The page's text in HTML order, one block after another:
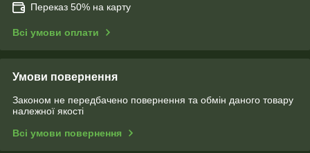
Переказ 50% на карту
Всі умови оплати
Умови повернення
Законом не передбачено повернення та обмін даного товару
належної якості
Всі умови повернення